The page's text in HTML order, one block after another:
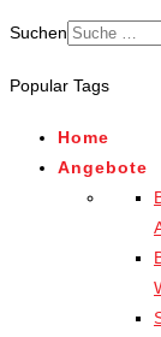
Suchen
Popular Tags
Home
Angebote